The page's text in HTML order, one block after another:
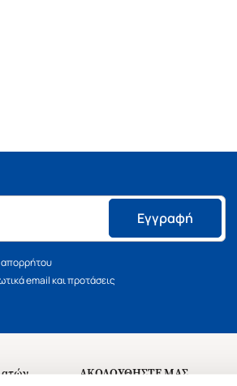
Εγγραφή
απορρήτου
email και προτάσεις
ΑΚΟΛΟΥΘΗΣΤΕ ΜΑΣ